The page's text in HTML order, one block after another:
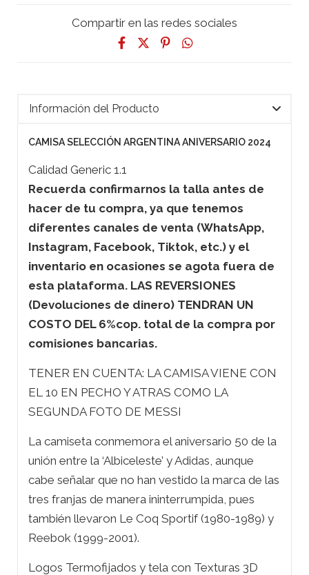
Compartir en las redes sociales
Información del Producto
CAMISA SELECCIÓN ARGENTINA ANIVERSARIO 2024
Calidad Generic 1.1
Recuerda confirmarnos la talla antes de
hacer de tu compra, ya que tenemos
diferentes canales de venta (WhatsApp,
Instagram, Facebook, Tiktok, etc.) y el
inventario en ocasiones se agota fuera de
esta plataforma. LAS REVERSIONES
(Devoluciones de dinero) TENDRAN UN
COSTO DEL 6%cop. total de la compra por
comisiones bancarias.
TENER EN CUENTA: LA CAMISA VIENE CON
EL 10 EN PECHO Y ATRAS COMO LA
SEGUNDA FOTO DE MESSI
La camiseta conmemora el aniversario 50 de la
unión entre la ‘Albiceleste’ y Adidas, aunque
cabe señalar que no han vestido la marca de las
tres franjas de manera ininterrumpida, pues
también llevaron Le Coq Sportif (1980-1989) y
Reebok (1999-2001).
Logos Termofijados y tela con Texturas 3D